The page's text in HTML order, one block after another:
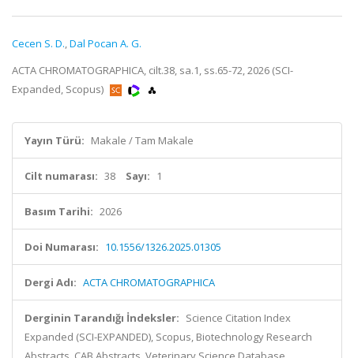
Cecen S. D.,Dal Pocan A. G.
ACTA CHROMATOGRAPHICA, cilt.38, sa.1, ss.65-72, 2026 (SCI-
Expanded, Scopus)
Yayın Türü: Makale / Tam Makale
Cilt numarası: 38 Sayı: 1
Basım Tarihi: 2026
Doi Numarası: 10.1556/1326.2025.01305
Dergi Adı: ACTA CHROMATOGRAPHICA
Derginin Tarandığı İndeksler: Science Citation Index
Expanded (SCI-EXPANDED), Scopus, Biotechnology Research